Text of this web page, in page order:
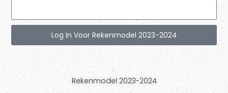
Log In Voor Rekenmodel 2023-2024
Rekenmodel 2023-2024